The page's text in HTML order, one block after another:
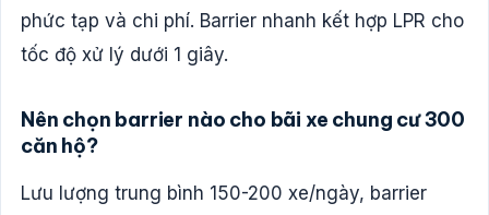
phức tạp và chi phí. Barrier nhanh kết hợp LPR cho
tốc độ xử lý dưới 1 giây.
Nên chọn barrier nào cho bãi xe chung cư 300
căn hộ?
Lưu lượng trung bình 150-200 xe/ngày, barrier